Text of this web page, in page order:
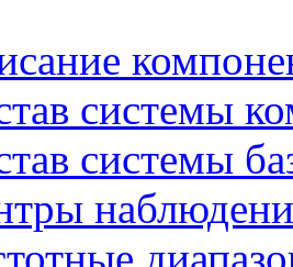
системы
системы